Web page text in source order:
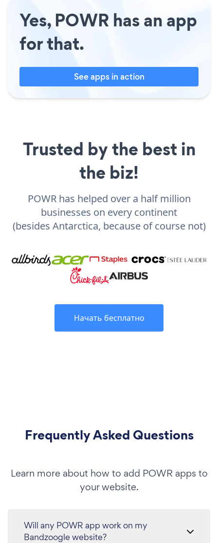
Yes, POWR has an app
for that.
See apps in action
Trusted by the best in
the biz!
POWR has helped over a half million
businesses on every continent
(besides Antarctica, because of course not)
Начать бесплатно
Frequently Asked Questions
Learn more about how to add POWR apps to
your website.
Will any POWR app work on my
Bandzoogle website?